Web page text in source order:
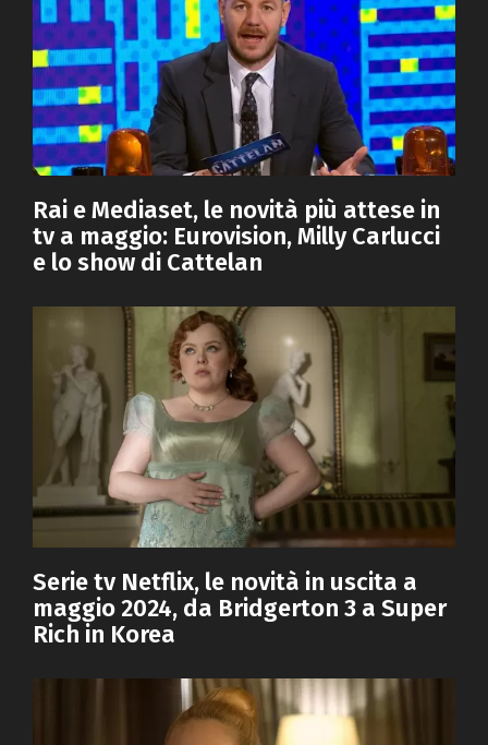
Rai e Mediaset, le novità più attese in
tv a maggio: Eurovision, Milly Carlucci
e lo show di Cattelan
Serie tv Netflix, le novità in uscita a
maggio 2024, da Bridgerton 3 a Super
Rich in Korea